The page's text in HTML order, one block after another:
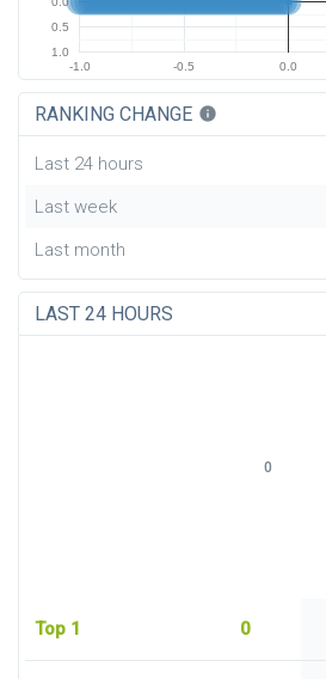
-1.0 -0.5 0.0
0.5
1.0
RANKING CHANGE info
Last 24 hours
Last week
Last month
LAST 24 HOURS
Top 1 0
0